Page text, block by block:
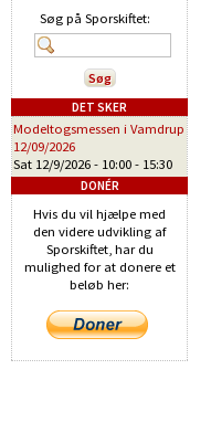
Søg på Sporskiftet:
DET SKER
Modeltogsmessen i Vamdrup
12/09/2026
Sat 12/9/2026 - 10:00 - 15:30
DONÉR
Hvis du vil hjælpe med
den videre udvikling af
Sporskiftet, har du
mulighed for at donere et
beløb her: